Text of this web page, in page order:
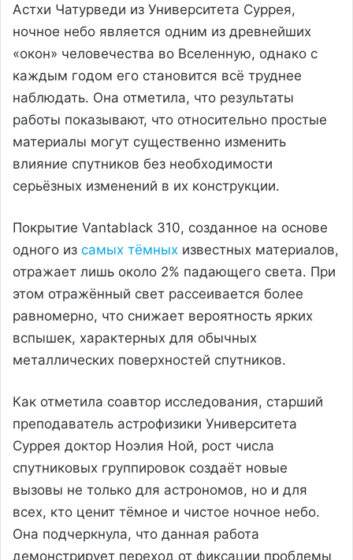
Астхи Чатурведи из Университета Суррея,
ночное небо является одним из древнейших
«окон» человечества во Вселенную, однако с
каждым годом его становится всё труднее
наблюдать. Она отметила, что результаты
работы показывают, что относительно простые
материалы могут существенно изменить
влияние спутников без необходимости
серьёзных изменений в их конструкции.
Покрытие Vantablack 310, созданное на основе
одного из самых тёмных известных материалов,
отражает лишь около 2% падающего света. При
этом отражённый свет рассеивается более
равномерно, что снижает вероятность ярких
вспышек, характерных для обычных
металлических поверхностей спутников.
Как отметила соавтор исследования, старший
преподаватель астрофизики Университета
Суррея доктор Ноэлия Ной, рост числа
спутниковых группировок создаёт новые
вызовы не только для астрономов, но и для
всех, кто ценит тёмное и чистое ночное небо.
Она подчеркнула, что данная работа
демонстрирует переход от фиксации проблемы